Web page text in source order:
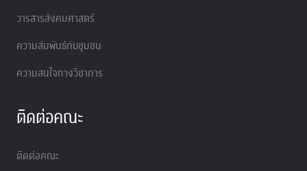
วารสารสังคมศาสตร์
ความสัมพันธ์กับชุมชน
ความสนใจทางวิชาการ
ติดต่อคณะ
ติดต่อคณะ